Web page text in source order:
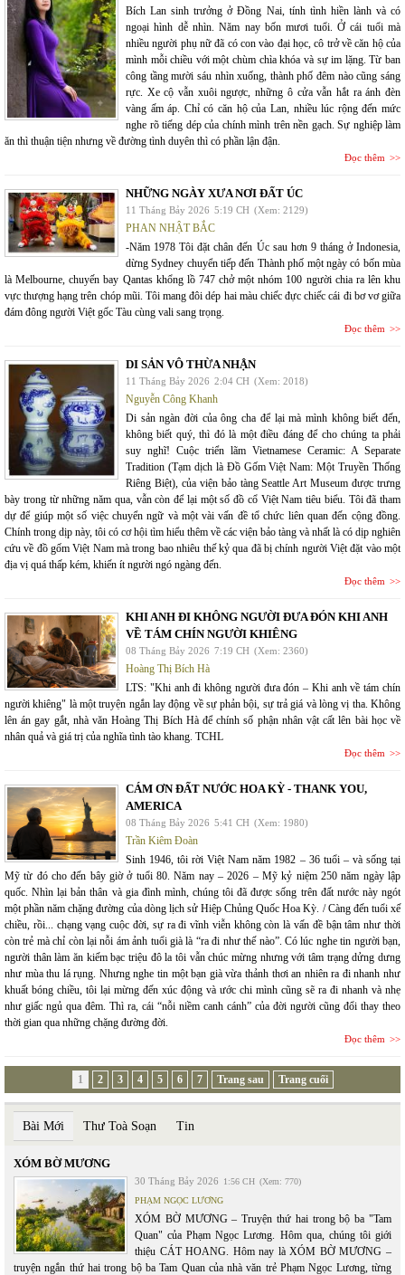
Bích Lan sinh trưởng ở Đồng Nai, tính tình hiền lành và có
ngoại hình dễ nhìn. Năm nay bốn mươi tuổi. Ở cái tuổi mà
nhiều người phụ nữ đã có con vào đại học, cô trở về căn hộ của
mình mỗi chiều với một chùm chìa khóa và sự im lặng. Từ ban
công tầng mười sáu nhìn xuống, thành phố đêm nào cũng sáng
rực. Xe cộ vẫn xuôi ngược, những ô cửa vẫn hắt ra ánh đèn
vàng ấm áp. Chỉ có căn hộ của Lan, nhiều lúc rộng đến mức
nghe rõ tiếng dép của chính mình trên nền gạch. Sự nghiệp làm
ăn thì thuận tiện nhưng về đường tình duyên thì có phần lận đận.
Đọc thêm
NHỮNG NGÀY XƯA NƠI ĐẤT ÚC
11 Tháng Bảy 2026 5:19 CH (Xem: 2129)
PHAN NHẬT BẮC
-Năm 1978 Tôi đặt chân đến Úc sau hơn 9 tháng ở Indonesia,
dừng Sydney chuyển tiếp đến Thành phố một ngày có bốn mùa
là Melbourne, chuyến bay Qantas khổng lồ 747 chở một nhóm 100 người chia ra lên khu
vực thượng hạng trên chóp mũi. Tôi mang đôi dép hai màu chiếc đực chiếc cái đi bơ vơ giữa
đám đông người Việt gốc Tàu cùng vali sang trọng.
Đọc thêm
DI SẢN VÔ THỪA NHẬN
11 Tháng Bảy 2026 2:04 CH (Xem: 2018)
Nguyễn Công Khanh
Di sản ngàn đời của ông cha để lại mà mình không biết đến,
không biết quý, thì đó là một điều đáng để cho chúng ta phải
suy nghĩ! Cuộc triển lãm Vietnamese Ceramic: A Separate
Tradition (Tạm dịch là Đồ Gốm Việt Nam: Một Truyền Thống
Riêng Biệt), của viện bảo tàng Seattle Art Museum được trưng
bày trong từ những năm qua, vẫn còn để lại một số đồ cổ Việt Nam tiêu biểu. Tôi đã tham
dự để giúp một số việc chuyển ngữ và một vài vấn đề tổ chức liên quan đến cộng đồng.
Chính trong dịp này, tôi có cơ hội tìm hiểu thêm về các viện bảo tàng và nhất là có dịp nghiên
cứu về đồ gốm Việt Nam mà trong bao nhiêu thế kỷ qua đã bị chính người Việt đặt vào một
địa vị quá thấp kém, khiến ít người ngó ngàng đến.
Đọc thêm
KHI ANH ĐI KHÔNG NGƯỜI ĐƯA ĐÓN KHI ANH
VỀ TÁM CHÍN NGƯỜI KHIÊNG
08 Tháng Bảy 2026 7:19 CH (Xem: 2360)
Hoàng Thị Bích Hà
LTS: "Khi anh đi không người đưa đón – Khi anh về tám chín
người khiêng" là một truyện ngắn lay động về sự phản bội, sự trả giá và lòng vị tha. Không
lên án gay gắt, nhà văn Hoàng Thị Bích Hà để chính số phận nhân vật cất lên bài học về
nhân quả và giá trị của nghĩa tình tào khang. TCHL
Đọc thêm
CÁM ƠN ĐẤT NƯỚC HOA KỲ - THANK YOU,
AMERICA
08 Tháng Bảy 2026 5:41 CH (Xem: 1980)
Trần Kiêm Đoàn
Sinh 1946, tôi rời Việt Nam năm 1982 – 36 tuổi – và sống tại
Mỹ từ đó cho đến bây giờ ở tuổi 80. Năm nay – 2026 – Mỹ kỷ niệm 250 năm ngày lập
quốc. Nhìn lại bản thân và gia đình mình, chúng tôi đã được sống trên đất nước này ngót
một phần năm chặng đường của dòng lịch sử Hiệp Chủng Quốc Hoa Kỳ. / Càng đến tuổi xế
chiều, rồi... chạng vạng cuộc đời, sự ra đi vĩnh viễn không còn là vấn đề bận tâm như thời
còn trẻ mà chỉ còn lại nỗi ám ảnh tuổi già là “ra đi như thế nào”. Có lúc nghe tin người bạn,
người thân làm ăn kiếm bạc triệu đô la tôi vẫn chúc mừng nhưng với tâm trạng dửng dưng
như mùa thu lá rụng. Nhưng nghe tin một bạn già vừa thảnh thơi an nhiên ra đi nhanh như
khuất bóng chiều, tôi lại mừng đến xúc động và ước chi mình cũng sẽ ra đi nhanh và nhẹ
như giấc ngủ qua đêm. Thì ra, cái “nỗi niềm canh cánh” của đời người cũng đổi thay theo
thời gian qua những chặng đường đời.
Đọc thêm
1 2 3 4 5 6 7 Trang sau Trang cuối
Bài Mới Thư Toà Soạn Tin
XÓM BỜ MƯƠNG
30 Tháng Bảy 2026 1:56 CH (Xem: 770)
PHẠM NGỌC LƯƠNG
XÓM BỜ MƯƠNG – Truyện thứ hai trong bộ ba "Tam
Quan" của Phạm Ngọc Lương. Hôm qua, chúng tôi giới
thiệu CÁT HOANG. Hôm nay là XÓM BỜ MƯƠNG –
truyện ngắn thứ hai trong bộ ba Tam Quan của nhà văn trẻ Phạm Ngọc Lương, từng